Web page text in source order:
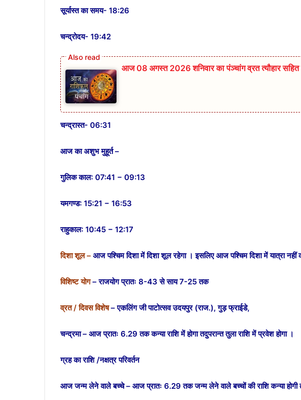
सूर्यास्त का समय- 18:26
चन्द्रोदय- 19:42
आज 08 अगस्त 2026‌ शनिवार का पंञ्चांग व्रत त्यौहार सहित
चन्द्रास्त- 06:31
आज का अशुभ मुहूर्त –
गुलिक काल: 07:41 − 09:13
यमगण्ड: 15:21 − 16:53
राहुकाल: 10:45 − 12:17
दिशा शूल – आज पश्चिम दिशा में दिशा शूल रहेगा । इसलिए आज पश्चिम दिशा में यात्रा नहीं
विशिष्ट योग– राजयोग प्रातः 8-43 से साय 7-25 तक
व्रत / दिवस विशेष– एकलिंग जी पाटोत्सव उदयपुर (राज.), गुड़ फ्राईडे,
चन्द्रमा – आज प्रातः 6.29 तक कन्या राशि में होगा तदुपरान्त तुला राशि में प्रवेश होगा ।
ग्रह का राशि /नक्षत्र परिवर्तन
आज जन्म लेने वाले बच्चे – आज प्रातः 6.29 तक जन्म लेने वाले बच्चों की राशि कन्या होगी